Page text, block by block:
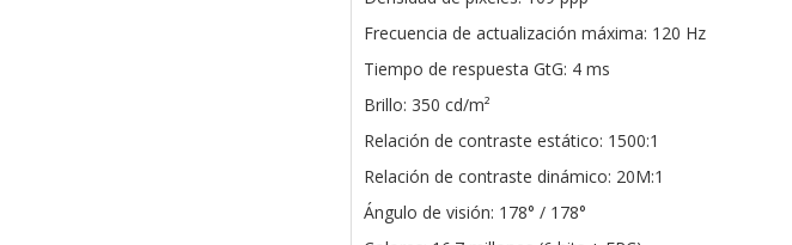
Frecuencia de actualización máxima: 120 Hz
Tiempo de respuesta GtG: 4 ms
Brillo: 350 cd/m²
Relación de contraste estático: 1500:1
Relación de contraste dinámico: 20M:1
Ángulo de visión: 178° / 178°